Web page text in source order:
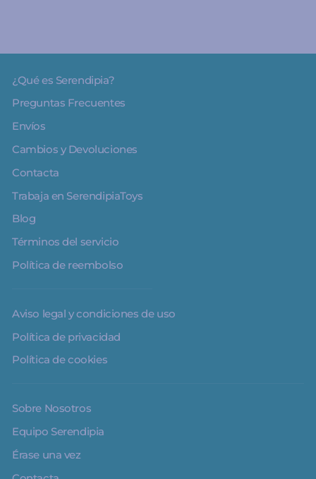
¿Qué es Serendipia?
Preguntas Frecuentes
Envíos
Cambios y Devoluciones
Contacta
Trabaja en SerendipiaToys
Blog
Términos del servicio
Política de reembolso
Aviso legal y condiciones de uso
Política de privacidad
Política de cookies
Sobre Nosotros
Equipo Serendipia
Érase una vez